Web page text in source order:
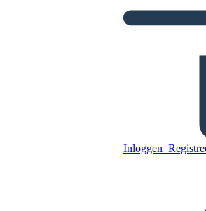
Inloggen
Unadista
MAAK EEN